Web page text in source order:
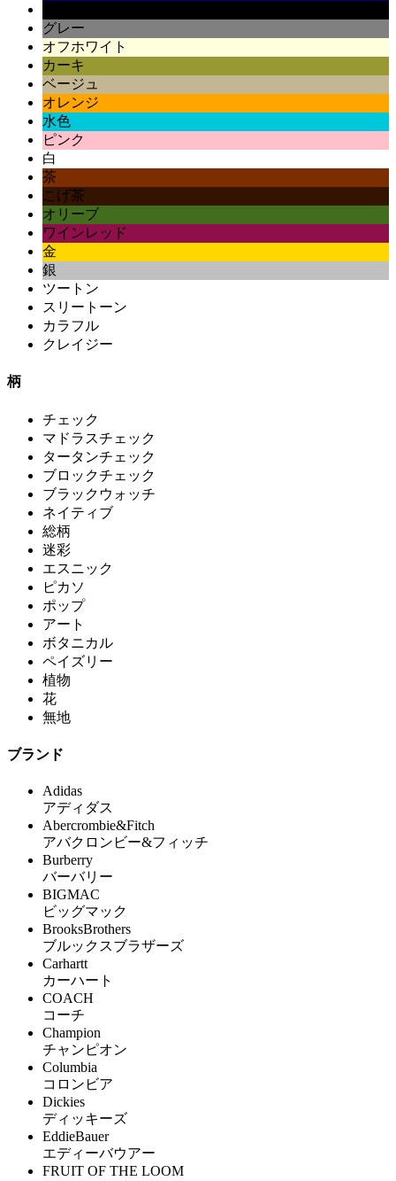
グレー
オフホワイト
カーキ
ベージュ
オレンジ
水色
ピンク
白
茶
こげ茶
オリーブ
ワインレッド
金
銀
ツートン
スリートーン
カラフル
クレイジー
柄
チェック
マドラスチェック
タータンチェック
ブロックチェック
ブラックウォッチ
ネイティブ
総柄
迷彩
エスニック
ピカソ
ポップ
アート
ボタニカル
ペイズリー
植物
花
無地
ブランド
Adidas
アディダス
Abercrombie&Fitch
アバクロンビー&フィッチ
Burberry
バーバリー
BIGMAC
ビッグマック
BrooksBrothers
ブルックスブラザーズ
Carhartt
カーハート
COACH
コーチ
Champion
チャンピオン
Columbia
コロンビア
Dickies
ディッキーズ
EddieBauer
エディーバウアー
FRUIT OF THE LOOM